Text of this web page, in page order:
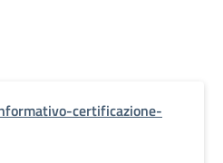
certificazione-